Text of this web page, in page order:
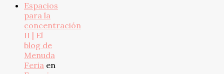
Espacios
para la
concentración
II | El
blog de
Menuda
Feria en